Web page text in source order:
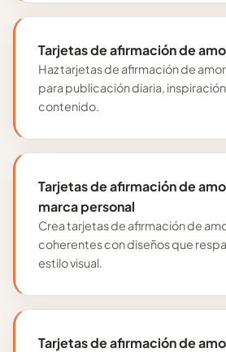
Tarjetas de afirmación de
Haz tarjetas de afirmación de
para publicación diaria,
contenido.
Tarjetas de afirmación de
marca personal
Crea tarjetas de afirmación de
coherentes con diseños que
estilo visual.
Tarjetas de afirmación de